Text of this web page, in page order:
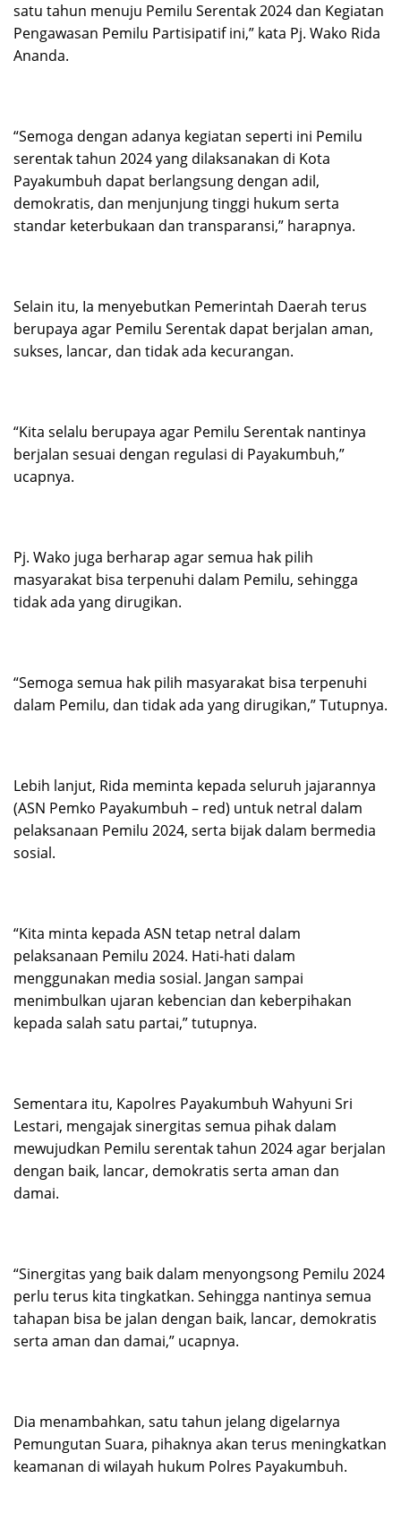
satu tahun menuju Pemilu Serentak 2024 dan Kegiatan
Pengawasan Pemilu Partisipatif ini,” kata Pj. Wako Rida
Ananda.
“Semoga dengan adanya kegiatan seperti ini Pemilu
serentak tahun 2024 yang dilaksanakan di Kota
Payakumbuh dapat berlangsung dengan adil,
demokratis, dan menjunjung tinggi hukum serta
standar keterbukaan dan transparansi,” harapnya.
Selain itu, Ia menyebutkan Pemerintah Daerah terus
berupaya agar Pemilu Serentak dapat berjalan aman,
sukses, lancar, dan tidak ada kecurangan.
“Kita selalu berupaya agar Pemilu Serentak nantinya
berjalan sesuai dengan regulasi di Payakumbuh,”
ucapnya.
Pj. Wako juga berharap agar semua hak pilih
masyarakat bisa terpenuhi dalam Pemilu, sehingga
tidak ada yang dirugikan.
“Semoga semua hak pilih masyarakat bisa terpenuhi
dalam Pemilu, dan tidak ada yang dirugikan,” Tutupnya.
Lebih lanjut, Rida meminta kepada seluruh jajarannya
(ASN Pemko Payakumbuh – red) untuk netral dalam
pelaksanaan Pemilu 2024, serta bijak dalam bermedia
sosial.
“Kita minta kepada ASN tetap netral dalam
pelaksanaan Pemilu 2024. Hati-hati dalam
menggunakan media sosial. Jangan sampai
menimbulkan ujaran kebencian dan keberpihakan
kepada salah satu partai,” tutupnya.
Sementara itu, Kapolres Payakumbuh Wahyuni Sri
Lestari, mengajak sinergitas semua pihak dalam
mewujudkan Pemilu serentak tahun 2024 agar berjalan
dengan baik, lancar, demokratis serta aman dan
damai.
“Sinergitas yang baik dalam menyongsong Pemilu 2024
perlu terus kita tingkatkan. Sehingga nantinya semua
tahapan bisa be jalan dengan baik, lancar, demokratis
serta aman dan damai,” ucapnya.
Dia menambahkan, satu tahun jelang digelarnya
Pemungutan Suara, pihaknya akan terus meningkatkan
keamanan di wilayah hukum Polres Payakumbuh.